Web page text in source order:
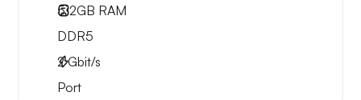
512GB RAM
DDR5
2Gbit/s
Port